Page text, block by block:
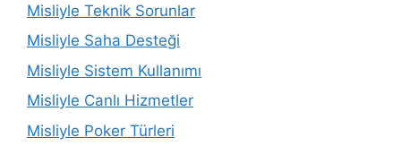
Misliyle Teknik Sorunlar
Misliyle Saha Desteği
Misliyle Sistem Kullanımı
Misliyle Canlı Hizmetler
Misliyle Poker Türleri